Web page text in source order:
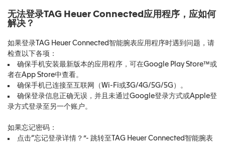
无法登录TAG Heuer Connected应用程序，应如何
解决？
如果登录TAG Heuer Connected智能腕表应用程序时遇到问题，请
检查以下各项：
确保手机安装最新版本的应用程序，可在Google Play Store™或
者在App Store中查看。
确保手机已连接至互联网（Wi-Fi或3G/4G/5G/5G）。
确保登录信息正确无误，并且未通过Google登录方式或Apple登
录方式登录至另一个账户。
如果忘记密码：
点击“忘记登录详情？”- 跳转至TAG Heuer Connected智能腕表